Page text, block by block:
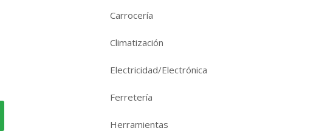
Carrocería
Climatización
Electricidad/Electrónica
Ferretería
Herramientas